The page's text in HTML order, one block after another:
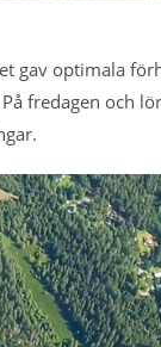
gav optimala
fredagen och